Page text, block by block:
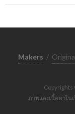
Makers /
Copyrights
ภาพและเนื้อหาใ